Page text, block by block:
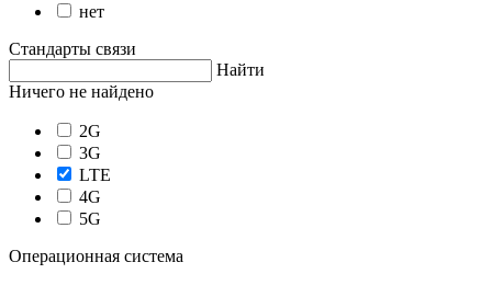
нет
Стандарты связи
Найти
Ничего не найдено
2G
3G
LTE
4G
5G
Операционная система